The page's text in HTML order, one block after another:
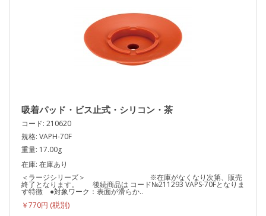
吸着パッド・ビス止式・シリコン・茶
コード: 210620
規格: VAPH-70F
重量: 17.00g
在庫: 在庫あり
＜ラージシリーズ＞ ※在庫がなくなり次第、販売
終了となります。 後続商品は コード№211293 VAPS-70Fとなりま
す特徴 ●対象ワーク：表面が滑らか..
￥770円